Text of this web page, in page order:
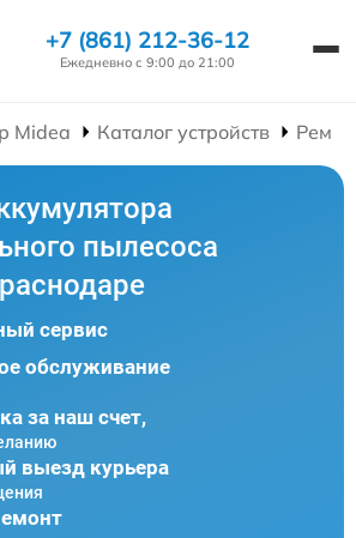
+7 (861) 212-36-12
Ежедневно с 9:00 до 21:00
Midea Каталог устройств
пылесоса
сервис
обслуживание
за наш счет,
выезд курьера